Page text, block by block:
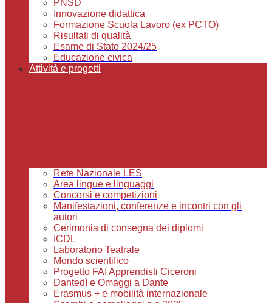
PNSD
Innovazione didattica
Formazione Scuola Lavoro (ex PCTO)
Risultati di qualità
Esame di Stato 2024/25
Educazione civica
Attività e progetti
Rete Nazionale LES
Area lingue e linguaggi
Concorsi e competizioni
Manifestazioni, conferenze e incontri con gli
autori
Cerimonia di consegna dei diplomi
ICDL
Laboratorio Teatrale
Mondo scientifico
Progetto FAI Apprendisti Ciceroni
Dantedì e Omaggi a Dante
Erasmus + e mobilità internazionale